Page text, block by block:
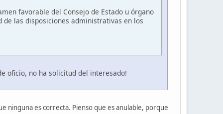
favorable del Consejo de Estado u órgano
las disposiciones administrativas en los
oficio, no ha solicitud del interesado!
ninguna es correcta. Pienso que es anulable, porque